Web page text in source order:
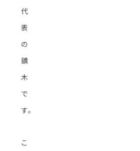
代
表
の
鏑
木
で
す。
こ